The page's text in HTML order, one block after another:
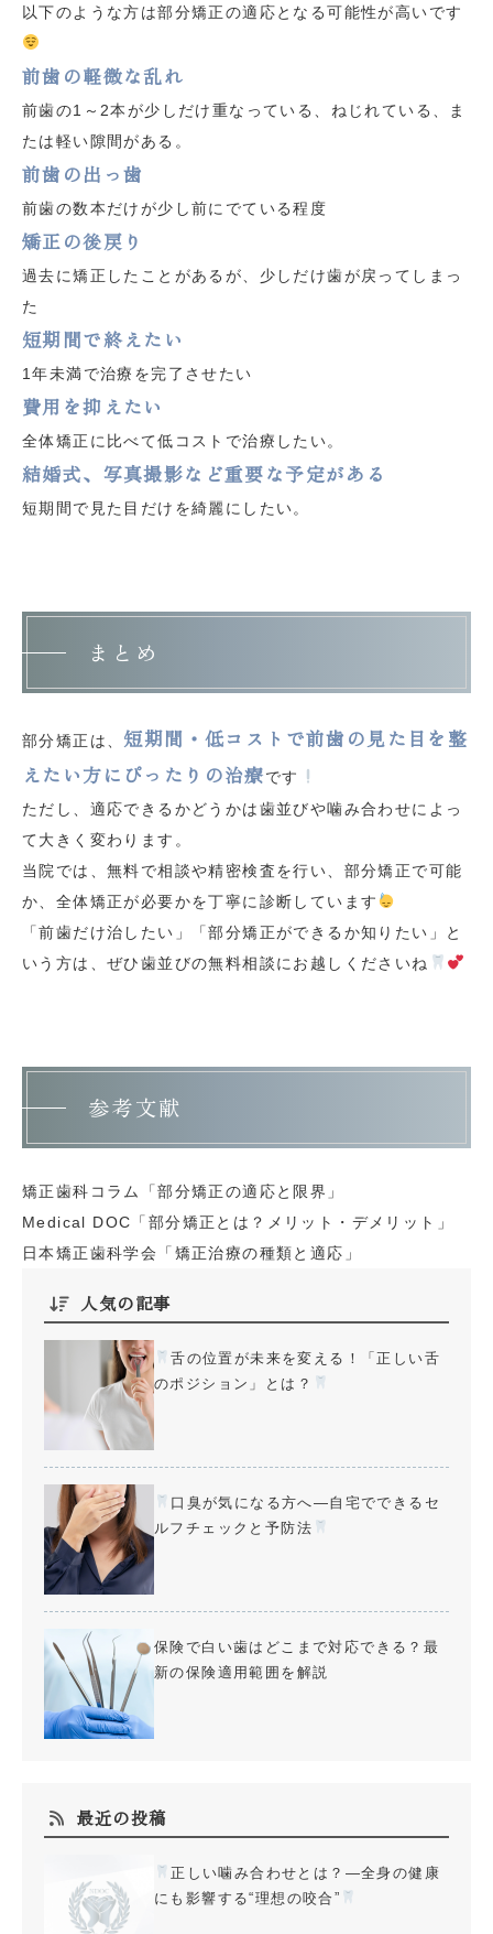
以下のような方は部分矯正の適応となる可能性が高いです
前歯の軽微な乱れ
前歯の1～2本が少しだけ重なっている、ねじれている、ま
たは軽い隙間がある。
前歯の出っ歯
前歯の数本だけが少し前にでている程度
矯正の後戻り
過去に矯正したことがあるが、少しだけ歯が戻ってしまっ
た
短期間で終えたい
1年未満で治療を完了させたい
費用を抑えたい
全体矯正に比べて低コストで治療したい。
結婚式、写真撮影など重要な予定がある
短期間で見た目だけを綺麗にしたい。
まとめ
部分矯正は、 短期間・低コストで前歯の見た目を整
えたい方にぴったりの治療です
ただし、適応できるかどうかは歯並びや噛み合わせによっ
て大きく変わります。
当院では、無料で相談や精密検査を行い、部分矯正で可能
か、全体矯正が必要かを丁寧に診断しています
「前歯だけ治したい」「部分矯正ができるか知りたい」と
いう方は、ぜひ歯並びの無料相談にお越しくださいね
参考文献
矯正歯科コラム「部分矯正の適応と限界」
Medical DOC「部分矯正とは？メリット・デメリット」
日本矯正歯科学会「矯正治療の種類と適応」
人気の記事
舌の位置が未来を変える！「正しい舌
のポジション」とは？
口臭が気になる方へ—自宅でできるセ
ルフチェックと予防法
保険で白い歯はどこまで対応できる？最
新の保険適用範囲を解説
最近の投稿
正しい噛み合わせとは？—全身の健康
にも影響する“理想の咬合”